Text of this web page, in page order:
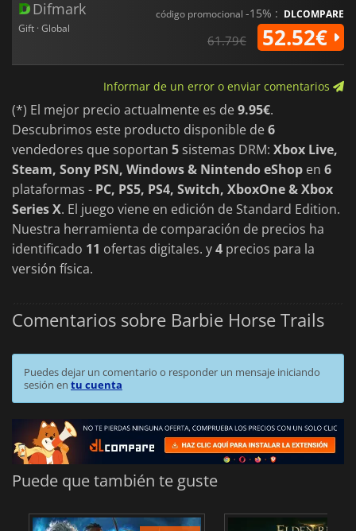
Difmark
Gift · Global
código promocional -15% : DLCOMPARE
61.79€ 52.52€
Informar de un error o enviar comentarios
(*) El mejor precio actualmente es de9.95€.
Descubrimos este producto disponible de6
vendedores que soportan 5 sistemas DRM: Xbox Live,
Steam, Sony PSN, Windows & Nintendo eShop en 6
plataformas - PC, PS5, PS4, Switch, XboxOne & Xbox
Series X. El juego viene en edición de Standard Edition.
Nuestra herramienta de comparación de precios ha
identificado 11 ofertas digitales. y4 precios para la
versión física.
Comentarios sobre Barbie Horse Trails
Puedes dejar un comentario o responder un mensaje iniciando
sesión en tu cuenta
Puede que también te guste